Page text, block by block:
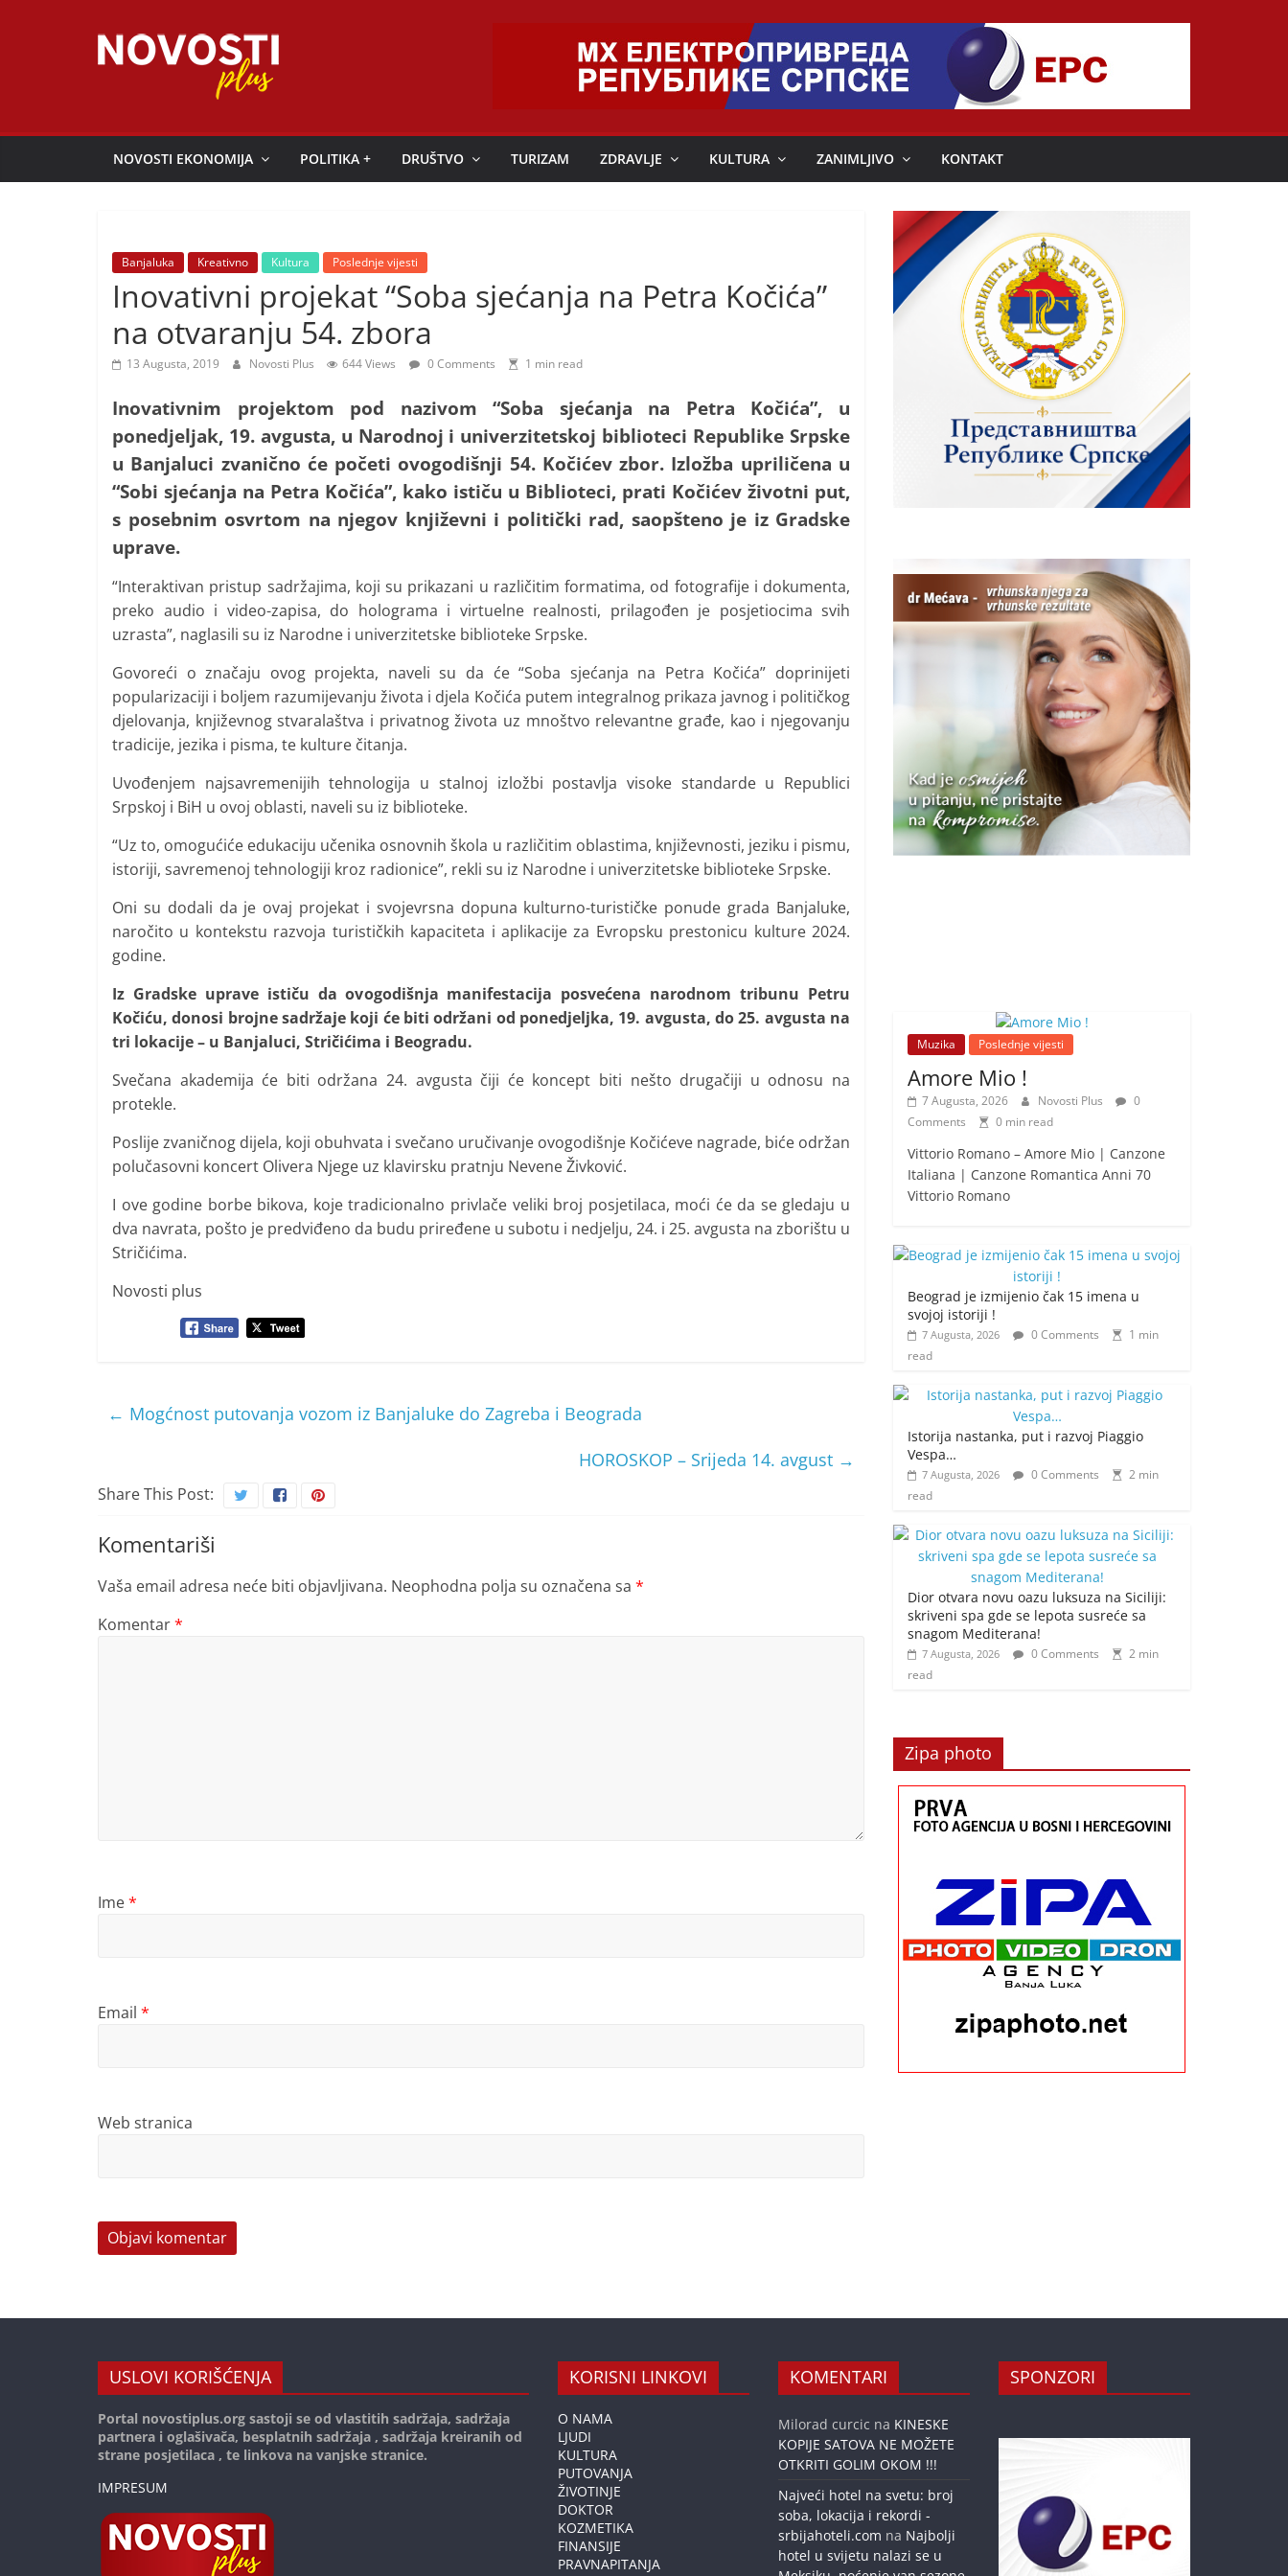
Novosti
Plus
NOVOSTI EKONOMIJA POLITIKA + DRUŠTVO TURIZAM ZDRAVLJE KULTURA ZANIMLJIVO KONTAKT
Banjaluka Kreativno Kultura Poslednje vijesti
Inovativni projekat “Soba sjećanja na Petra Kočića”
na otvaranju 54. zbora
13 Augusta, 2019 Novosti Plus 644 Views 0 Comments 1 min read
Inovativnim projektom pod nazivom “Soba sjećanja na Petra Kočića”, u
ponedjeljak, 19. avgusta, u Narodnoj i univerzitetskoj biblioteci Republike Srpske
u Banjaluci zvanično će početi ovogodišnji 54. Kočićev zbor. Izložba upriličena u
“Sobi sjećanja na Petra Kočića”, kako ističu u Biblioteci, prati Kočićev životni put,
s posebnim osvrtom na njegov književni i politički rad, saopšteno je iz Gradske
uprave.
“Interaktivan pristup sadržajima, koji su prikazani u različitim formatima, od fotografije i dokumenta,
preko audio i video-zapisa, do holograma i virtuelne realnosti, prilagođen je posjetiocima svih
uzrasta”, naglasili su iz Narodne i univerzitetske biblioteke Srpske.
Govoreći o značaju ovog projekta, naveli su da će “Soba sjećanja na Petra Kočića” doprinijeti
popularizaciji i boljem razumijevanju života i djela Kočića putem integralnog prikaza javnog i političkog
djelovanja, književnog stvaralaštva i privatnog života uz mnoštvo relevantne građe, kao i njegovanju
tradicije, jezika i pisma, te kulture čitanja.
Uvođenjem najsavremenijih tehnologija u stalnoj izložbi postavlja visoke standarde u Republici
Srpskoj i BiH u ovoj oblasti, naveli su iz biblioteke.
“Uz to, omogućiće edukaciju učenika osnovnih škola u različitim oblastima, književnosti, jeziku i pismu,
istoriji, savremenoj tehnologiji kroz radionice”, rekli su iz Narodne i univerzitetske biblioteke Srpske.
Oni su dodali da je ovaj projekat i svojevrsna dopuna kulturno-turističke ponude grada Banjaluke,
naročito u kontekstu razvoja turističkih kapaciteta i aplikacije za Evropsku prestonicu kulture 2024.
godine.
Iz Gradske uprave ističu da ovogodišnja manifestacija posvećena narodnom tribunu Petru
Kočiću, donosi brojne sadržaje koji će biti održani od ponedjeljka, 19. avgusta, do 25. avgusta na
tri lokacije – u Banjaluci, Stričićima i Beogradu.
Svečana akademija će biti održana 24. avgusta čiji će koncept biti nešto drugačiji u odnosu na
protekle.
Poslije zvaničnog dijela, koji obuhvata i svečano uručivanje ovogodišnje Kočićeve nagrade, biće održan
polučasovni koncert Olivera Njege uz klavirsku pratnju Nevene Živković.
I ove godine borbe bikova, koje tradicionalno privlače veliki broj posjetilaca, moći će da se gledaju u
dva navrata, pošto je predviđeno da budu priređene u subotu i nedjelju, 24. i 25. avgusta na zborištu u
Stričićima.
Novosti plus
← Mogćnost putovanja vozom iz Banjaluke do Zagreba i Beograda
HOROSKOP – Srijeda 14. avgust →
Share This Post:
Komentariši
Vaša email adresa neće biti objavljivana. Neophodna polja su označena sa *
Komentar*
Ime*
Email *
Web stranica
Muzika Poslednje vijesti
Amore Mio !
7 Augusta, 2026 Novosti Plus
0
Comments
0 min read
Vittorio Romano – Amore Mio | Canzone
Italiana | Canzone Romantica Anni 70
Vittorio Romano
Beograd je izmijenio čak 15 imena u
svojoj istoriji !
7 Augusta, 2026 0 Comments
1 min
read
Istorija nastanka, put i razvoj Piaggio
Vespa…
7 Augusta, 2026 0 Comments
2 min
read
Dior otvara novu oazu luksuza na Siciliji:
skriveni spa gde se lepota susreće sa
snagom Mediterana!
7 Augusta, 2026 0 Comments
2 min
read
Zipa photo
USLOVI KORIŠĆENJA
Portal novostiplus.org sastoji se od vlastitih sadržaja, sadržaja
partnera i oglašivača, besplatnih sadržaja , sadržaja kreiranih od
strane posjetilaca , te linkova na vanjske stranice.
IMPRESUM
KORISNI LINKOVI
O NAMA
LJUDI
KULTURA
PUTOVANJA
ŽIVOTINJE
DOKTOR
KOZMETIKA
FINANSIJE
PRAVNAPITANJA
KOMENTARI
Milorad curcic na KINESKE
KOPIJE SATOVA NE MOŽETE
OTKRITI GOLIM OKOM !!!
Najveći hotel na svetu: broj
soba, lokacija i rekordi -
srbijahoteli.com na Najbolji
hotel u svijetu nalazi se u
SPONZORI